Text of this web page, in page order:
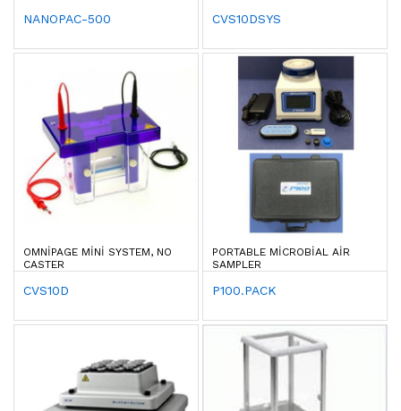
NANOPAC-500 CVS10DSYS
OMNIPAGE MINI SYSTEM, NO
CASTER
CVS10D
PORTABLE MICROBIAL AIR
SAMPLER
P100.PACK